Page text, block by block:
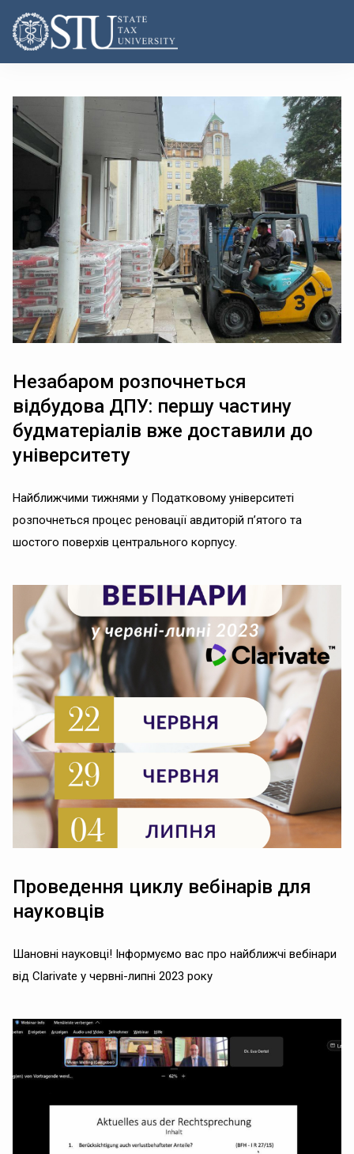
Незабаром розпочнеться
відбудова ДПУ: першу частину
будматеріалів вже доставили до
університету
Найближчими тижнями у Податковому університеті
розпочнеться процес реновації авдиторій п’ятого та
шостого поверхів центрального корпусу.
Проведення циклу вебінарів для
науковців
Шановні науковці! Інформуємо вас про найближчі вебінари
від Clarivate у червні-липні 2023 року